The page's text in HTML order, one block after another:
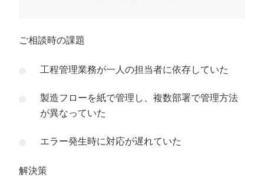
ご相談時の課題
工程管理業務が一人の担当者に依存していた
製造フローを紙で管理し、複数部署で管理方法
が異なっていた
エラー発生時に対応が遅れていた
解決策